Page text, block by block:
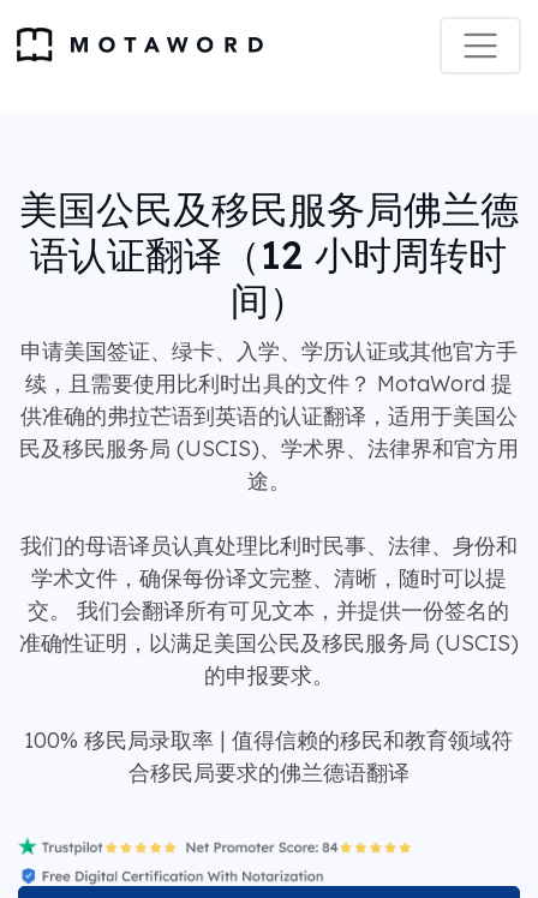
美国公民及移民服务局佛兰德
语认证翻译（12 小时周转时
间）
申请美国签证、绿卡、入学、学历认证或其他官方手
续，且需要使用比利时出具的文件？ MotaWord 提
供准确的弗拉芒语到英语的认证翻译，适用于美国公
民及移民服务局 (USCIS)、学术界、法律界和官方用
途。
我们的母语译员认真处理比利时民事、法律、身份和
学术文件，确保每份译文完整、清晰，随时可以提
交。 我们会翻译所有可见文本，并提供一份签名的
准确性证明，以满足美国公民及移民服务局 (USCIS)
的申报要求。
100% 移民局录取率 | 值得信赖的移民和教育领域符
合移民局要求的佛兰德语翻译